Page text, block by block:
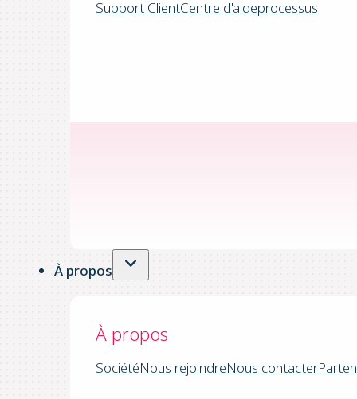
Support ClientCentre d'aideprocessus
À propos
À propos
SociétéNous rejoindreNous contacter